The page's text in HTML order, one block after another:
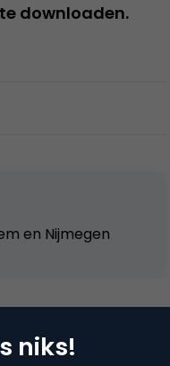
downloaden.
en Nijmegen
niks!